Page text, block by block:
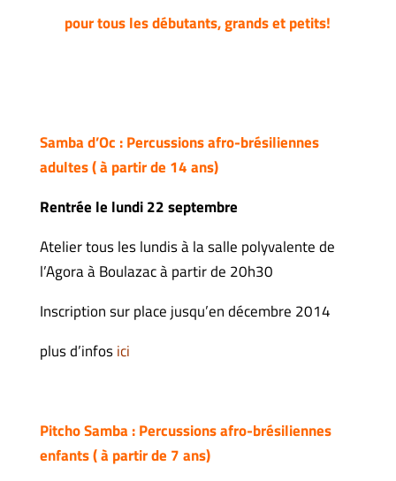
pour tous les débutants, grands et petits!
Samba d’Oc : Percussions afro-brésiliennes
adultes ( à partir de 14 ans)
Rentrée le lundi 22 septembre
Atelier tous les lundis à la salle polyvalente de
l’Agora à Boulazac à partir de 20h30
Inscription sur place jusqu’en décembre 2014
plus d’infosici
Pitcho Samba : Percussions afro-brésiliennes
enfants ( à partir de 7 ans)